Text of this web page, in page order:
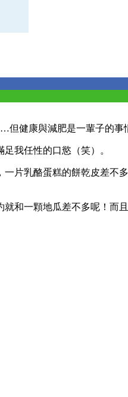
健康與減肥是一輩子的事
我任性的口慾（笑）。
片乳酪蛋糕的餅乾皮差不
就和一顆地瓜差不多呢！而